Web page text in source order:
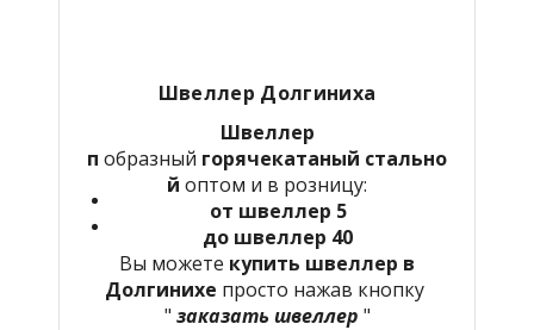
Швеллер Долгиниха
Швеллер
п образный горячекатаный стально
й оптом и в розницу:
от швеллер 5
до швеллер 40
Вы можете купить швеллер в
Долгинихе просто нажав кнопку
" заказать швеллер "